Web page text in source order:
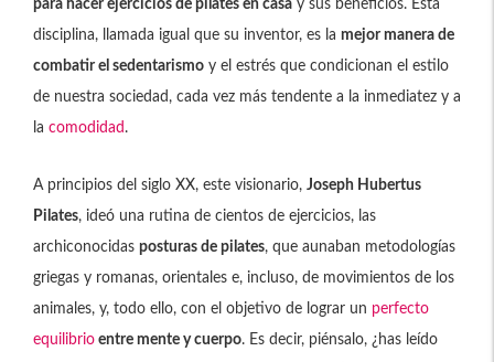
para hacer ejercicios de pilates en casa y sus beneficios. Esta
disciplina, llamada igual que su inventor, es la mejor manera de
combatir el sedentarismo y el estrés que condicionan el estilo
de nuestra sociedad, cada vez más tendente a la inmediatez y a
la comodidad .
A principios del siglo XX, este visionario, Joseph Hubertus
Pilates, ideó una rutina de cientos de ejercicios, las
archiconocidas posturas de pilates, que aunaban metodologías
griegas y romanas, orientales e, incluso, de movimientos de los
animales, y, todo ello, con el objetivo de lograr un perfecto
equilibrio entre mente y cuerpo. Es decir, piénsalo, ¿has leído